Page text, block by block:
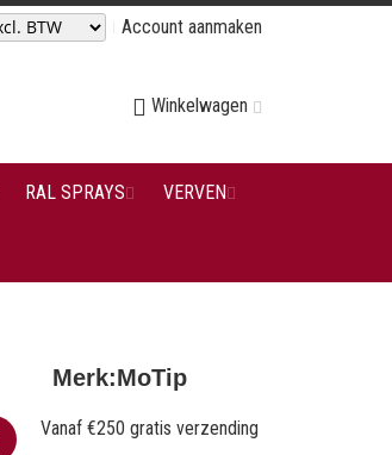
Account aanmaken
Winkelwagen
RAL SPRAYS VERVEN
Merk:MoTip
Vanaf €250 gratis verzending